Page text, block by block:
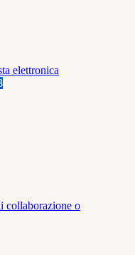
elettronica
collaborazione o